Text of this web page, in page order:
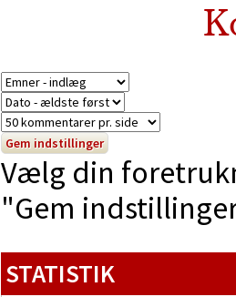
Vælg din
"Gem
STATISTIK